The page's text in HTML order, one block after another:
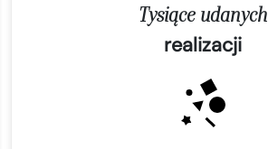
Tysiące udanych
realizacji